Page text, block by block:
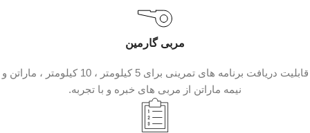
مربی گارمین
قابلیت دریافت برنامه های تمرینی برای 5 کیلومتر ، 10 کیلومتر ، ماراتن و
نیمه ماراتن از مربی های خبره و با تجربه.